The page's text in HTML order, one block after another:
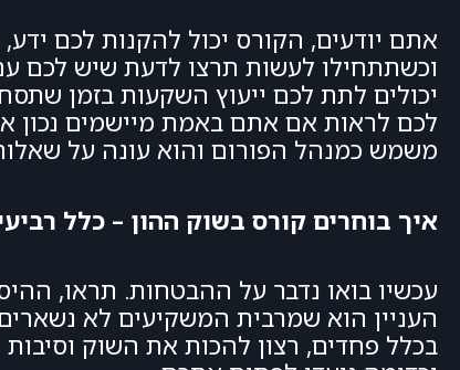
אתם יודעים, הקורס יכול להקנות לכם
וכשתתחילו לעשות תרצו לדעת שיש לכם
יכולים לתת לכם ייעוץ השקעות בזמן
לכם לראות אם אתם באמת מיישמים
משמש כמנהל הפורום והוא עונה על
איך בוחרים קורס בשוק ההון – כלל
העניין הוא שמרבית המשקיעים לא
בכלל פחדים, רצון להכות את השוק